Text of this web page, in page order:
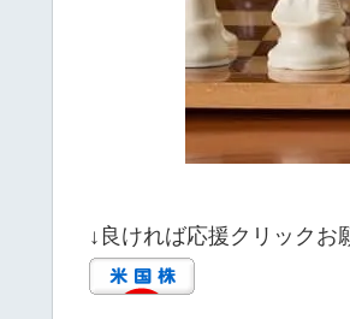
↓良ければ応援クリックお